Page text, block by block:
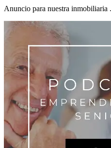
Anuncio para nuestra inmobiliaria .